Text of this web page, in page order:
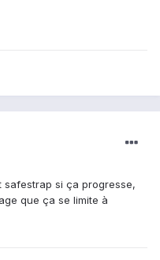
si ça progresse,
que ça se limite à